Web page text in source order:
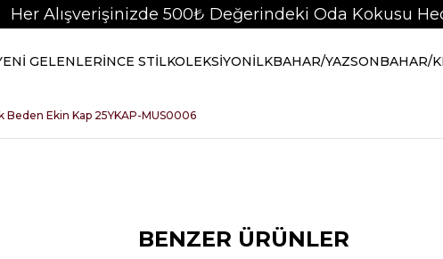
Her Alışverişinizde 500₺ Değerindeki Oda Kokusu
GELENLERİNCE STİLKOLEKSİYONİLKBAHAR/YAZSONBAHAR/
Ekin Kap 25YKAP-MUS0006
BENZER ÜRÜNLER